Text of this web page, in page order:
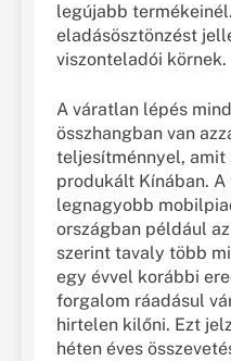
legújabb
eladásösztönzést
viszonteladói körnek.
A váratlan lépés
összhangban van
teljesítménnyel, amit
produkált Kínában.
legnagyobb
országban például
szerint tavaly több
egy évvel korábbi
forgalom ráadásul
hirtelen kilőni. Ezt
héten éves